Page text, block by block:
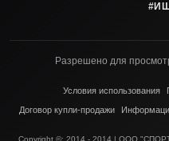
Разрешено для
Условия использования
Договор купли-продажи
Copyright ©; 2014 - 2014 | ООО